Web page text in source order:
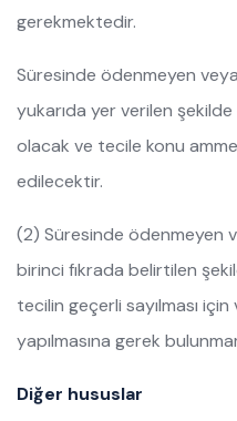
gerekmektedir.
Süresinde ödenmeyen
yukarıda yer verilen
olacak ve tecile konu
edilecektir.
(2) Süresinde ödenmeyen
birinci fıkrada belirtilen
tecilin geçerli sayılması
yapılmasına gerek
Diğer hususlar